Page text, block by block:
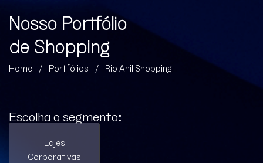
Nosso Portfólio
de Shopping
Home / Portfólios / Rio Anil Shopping
Escolha o segmento:
Lajes
Corporativas